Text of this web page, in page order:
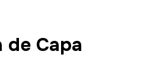
de Capa